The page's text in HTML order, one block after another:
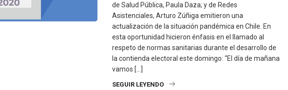
de Salud Pública, Paula Daza; y de Redes
Asistenciales, Arturo Zúñiga emitieron una
actualización de la situación pandémica en Chile. En
esta oportunidad hicieron énfasis en el llamado al
respeto de normas sanitarias durante el desarrollo de
la contienda electoral este domingo: “El día de mañana
vamos […]
SEGUIR LEYENDO